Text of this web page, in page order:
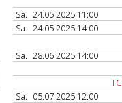
Sa. 24.05.2025 11:00
Sa. 24.05.2025 14:00
Sa. 28.06.2025 14:00
Sa. 05.07.2025 12:00